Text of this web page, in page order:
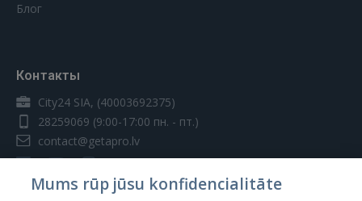
Блог
Контакты
City24 SIA, (40003692375)
28259069 (9:00-17:00 пн. - пт.)
contact@getapro.lv
Mums rūp jūsu konfidencialitāte